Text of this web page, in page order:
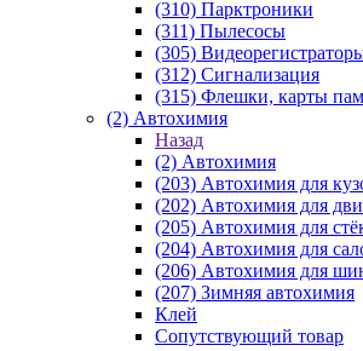
(310) Парктроники
(311) Пылесосы
(305)
(312) Сигнализация
(315) Флешки, карты
(2) Автохимия
Назад
(2) Автохимия
(203) Автохимия для
(202) Автохимия для
(205) Автохимия для
(204) Автохимия для
(206) Автохимия для
(207) Зимняя автохимия
Клей
Сопутствующий товар